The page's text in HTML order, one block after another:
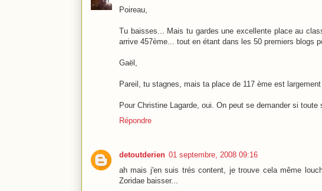
Poireau,
Tu baisses... Mais tu gardes une excellente place au
arrive 457ème... tout en étant dans les 50 premiers blogs
Gaël,
Pareil, tu stagnes, mais ta place de 117 ème est
Pour Christine Lagarde, oui. On peut se demander si
Répondre
detoutderien 01 septembre, 2008 09:16
ah mais j'en suis trés content, je trouve cela même
Zoridae baisser...